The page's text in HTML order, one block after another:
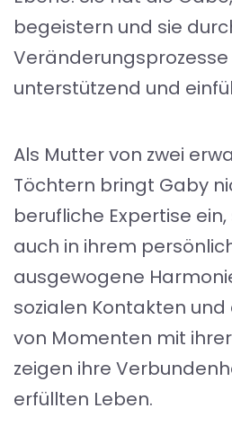
begeistern und sie
Veränderungsprozesse
unterstützend und
Als Mutter von zwei
Töchtern bringt Gaby
berufliche Expertise
auch in ihrem
ausgewogene
sozialen Kontakten
von Momenten mit
zeigen ihre
erfüllten Leben.